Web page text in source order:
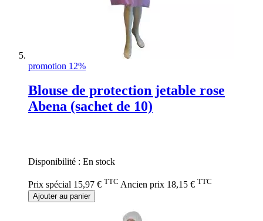
promotion 12%
Blouse de protection jetable rose
Abena (sachet de 10)
Disponibilité : En stock
Prix spécial 15,97 € TTC Ancien prix 18,15 € TTC
Ajouter au panier